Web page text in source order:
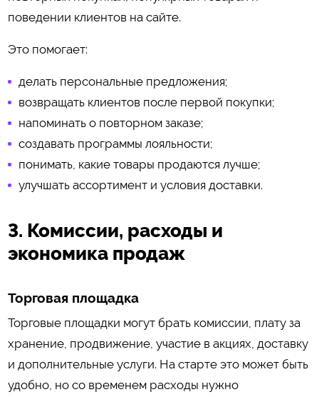
поведении клиентов на сайте.
Это помогает:
делать персональные предложения;
возвращать клиентов после первой покупки;
напоминать о повторном заказе;
создавать программы лояльности;
понимать, какие товары продаются лучше;
улучшать ассортимент и условия доставки.
3. Комиссии, расходы и
экономика продаж
Торговая площадка
Торговые площадки могут брать комиссии, плату за
хранение, продвижение, участие в акциях, доставку
и дополнительные услуги. На старте это может быть
удобно, но со временем расходы нужно